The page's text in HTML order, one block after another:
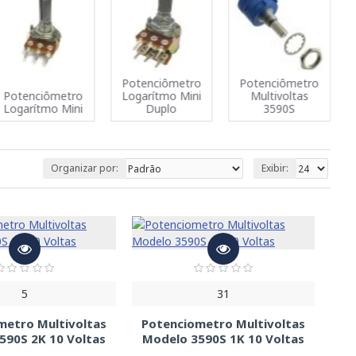
Usados em controle de brilho, volume e outras
ideais para aplicações que exigem calibração fina.
eletrônicos. Disponíveis em versões lineares e
alta corrente.
interruptor, simplificando o design do circuito.
Lei de Ohm: V = R x I (Tensão = Resistência x Corrente).
diretamente na placa, enquanto PTH requerem passagem de
ou logarítmica (mudança de resistência não linear, melhor
Potenciômetro
Logarítmo Mini
Potenciômetro
Logarítmo Mini
Duplo
Potenciômetro
Multivoltas
3590S
Organizar por: Exibir:
5
Multivoltas
2K 10 Voltas
31
Potenciometro Multivoltas
Modelo 3590S 1K 10 Voltas